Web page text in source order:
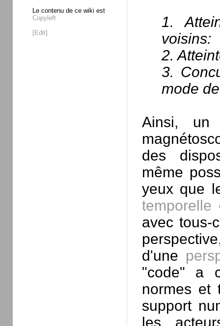
Le contenu de ce wiki est
Copyleft
[Edit]
1.
voisins:
2.
3.
mode
Ainsi, un
des
même
yeux que
temporelle
avec tous-
d'une
"code" a
normes et
support
les